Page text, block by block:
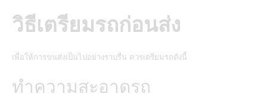
วิธีเตรียมรถก่อนส่ง
เพื่อให้การขนส่งเป็นไปอย่างราบรื่น ควรเตรียมรถดังนี้
ทำความสะอาดรถ